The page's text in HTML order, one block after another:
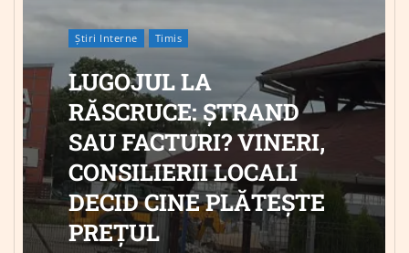
Știri Interne Timis
LUGOJUL LA
RĂSCRUCE: ȘTRAND
SAU FACTURI? VINERI,
CONSILIERII LOCALI
DECID CINE PLĂTEȘTE
PREȚUL